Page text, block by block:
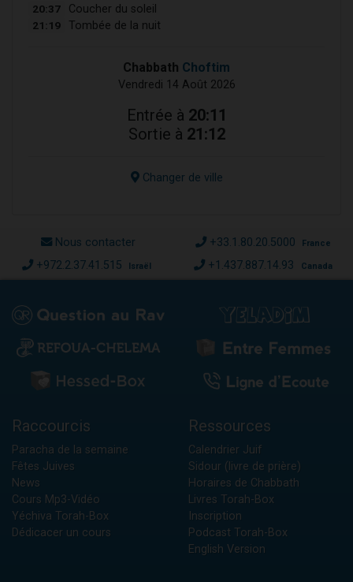
20:37 Coucher du soleil
21:19 Tombée de la nuit
Chabbath Choftim
Vendredi 14 Août 2026
Entrée à 20:11
Sortie à 21:12
Changer de ville
Nous contacter +33.1.80.20.5000 France
+972.2.37.41.515 Israël +1.437.887.14.93 Canada
Raccourcis
Paracha de la semaine
Fêtes Juives
News
Cours Mp3-Vidéo
Yéchiva Torah-Box
Dédicacer un cours
Ressources
Calendrier Juif
Sidour (livre de prière)
Horaires de Chabbath
Livres Torah-Box
Inscription
Podcast Torah-Box
English Version